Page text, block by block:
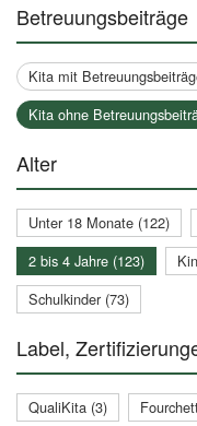
Betreuungsbeiträge
Kita mit
Kita ohne
Alter
Unter 18 Monate (122)
2 bis 4 Jahre (123)
Schulkinder (73)
Label,
QualiKita (3)